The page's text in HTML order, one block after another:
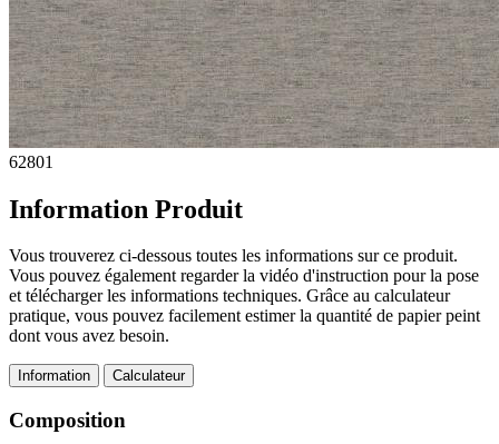
62801
Information Produit
Vous trouverez ci-dessous toutes les informations sur ce produit.
Vous pouvez également regarder la vidéo d'instruction pour la pose
et télécharger les informations techniques. Grâce au calculateur
pratique, vous pouvez facilement estimer la quantité de papier peint
dont vous avez besoin.
Information Calculateur
Composition